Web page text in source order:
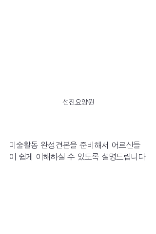
선진요양원
미술활동 완성견본을 준비해서 어르신들
이 쉽게 이해하실 수 있도록 설명드립니다.